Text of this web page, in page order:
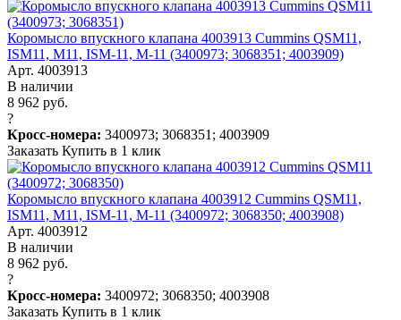
Коромысло впускного клапана 4003913 Cummins QSM11,
ISM11, M11, ISM-11, M-11 (3400973; 3068351; 4003909)
Арт. 4003913
В наличии
8 962 руб.
?
Кросс-номера: 3400973; 3068351; 4003909
Заказать Купить в 1 клик
Коромысло впускного клапана 4003912 Cummins QSM11,
ISM11, M11, ISM-11, M-11 (3400972; 3068350; 4003908)
Арт. 4003912
В наличии
8 962 руб.
?
Кросс-номера: 3400972; 3068350; 4003908
Заказать Купить в 1 клик